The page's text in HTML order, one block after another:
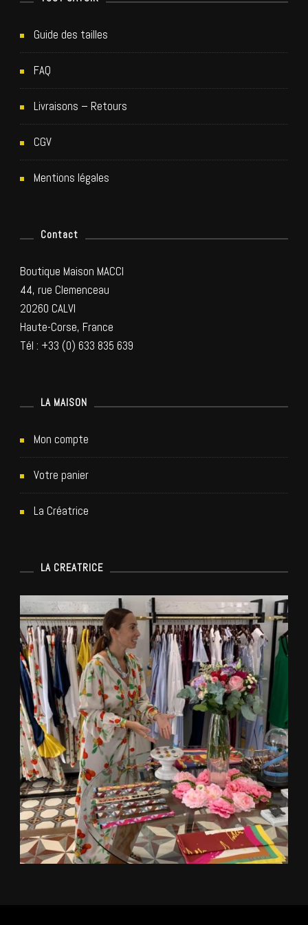
n
d
e
s
a
t
i
c
l
Guide des tailles
FAQ
Livraisons – Retours
CGV
Mentions légales
Contact
Boutique Maison MACCI
44, rue Clemenceau
20260 CALVI
Haute-Corse, France
Tél : +33 (0) 633 835 639
LA MAISON
Mon compte
Votre panier
La Créatrice
LA CREATRICE